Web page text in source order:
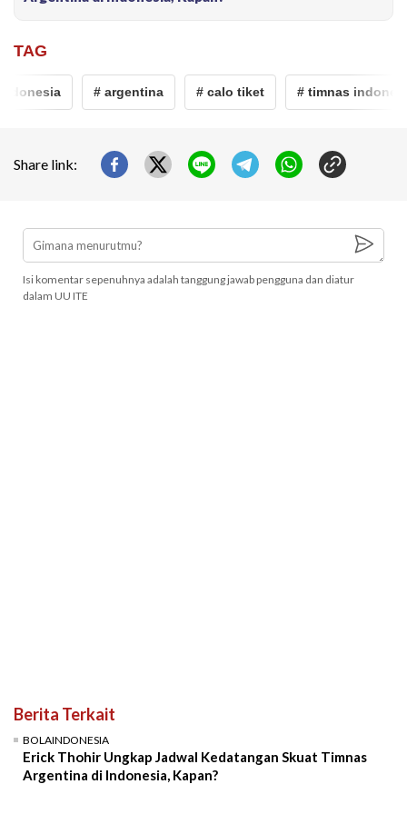
TAG
# argentina # calo tiket # timnas
Share link:
Isi komentar sepenuhnya adalah tanggung jawab pengguna dan diatur
dalam UU ITE
Berita Terkait
BOLAINDONESIA
Erick Thohir Ungkap Jadwal Kedatangan Skuat Timnas
Argentina di Indonesia, Kapan?